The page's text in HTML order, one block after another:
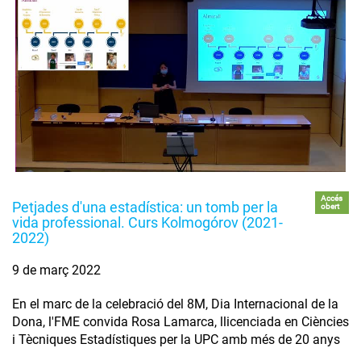
Petjades d'una estadística: un tomb per la
vida professional. Curs Kolmogórov (2021-
2022)
Accés
obert
9 de març 2022
En el marc de la celebració del 8M, Dia Internacional de la
Dona, l'FME convida Rosa Lamarca, llicenciada en Ciències
i Tècniques Estadístiques per la UPC amb més de 20 anys